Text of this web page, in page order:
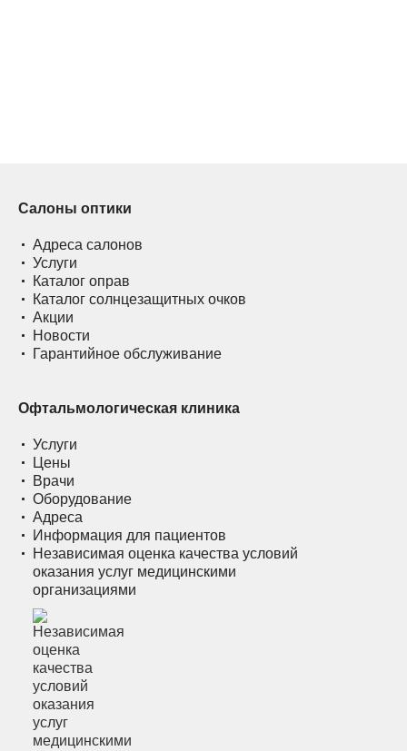
Салоны оптики
Адреса салонов
Услуги
Каталог оправ
Каталог солнцезащитных очков
Акции
Новости
Гарантийное обслуживание
Офтальмологическая клиника
Услуги
Цены
Врачи
Оборудование
Адреса
Информация для пациентов
Независимая оценка качества условий
оказания услуг медицинскими
организациями